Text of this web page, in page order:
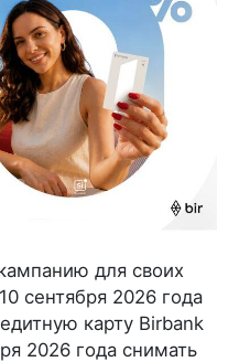
для своих
сентября 2026 года
карту Birbank
2026 года снимать